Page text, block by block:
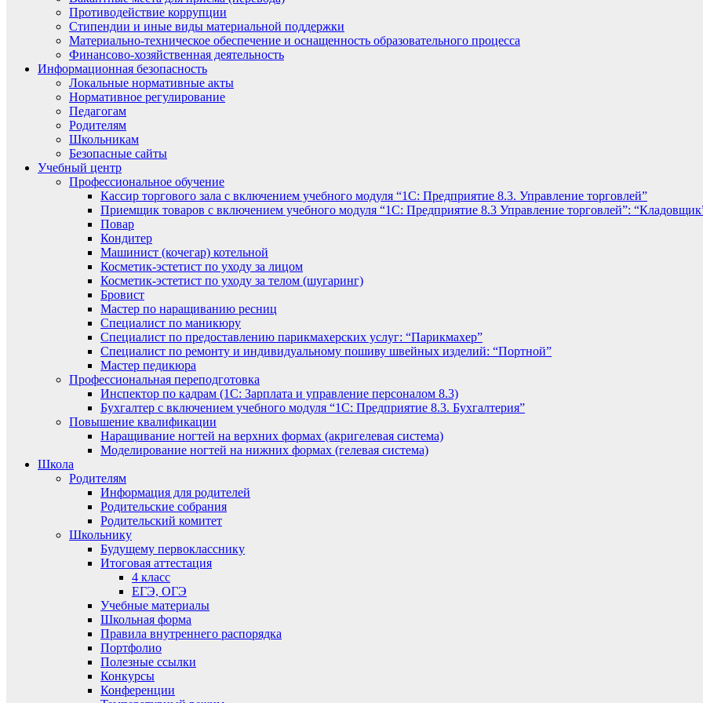
Противодействие коррупции
Стипендии и иные виды материальной поддержки
Материально-техническое обеспечение и оснащенность образовательного процесса
Финансово-хозяйственная деятельность
Информационная безопасность
Локальные нормативные акты
Нормативное регулирование
Педагогам
Родителям
Школьникам
Безопасные сайты
Учебный центр
Профессиональное обучение
Кассир торгового зала с включением учебного модуля “1С: Предприятие 8.3. Управление торговлей”
Приемщик товаров с включением учебного модуля “1С: Предприятие 8.3 Управление торговлей”:
Повар
Кондитер
Машинист (кочегар) котельной
Косметик-эстетист по уходу за лицом
Косметик-эстетист по уходу за телом (шугаринг)
Бровист
Мастер по наращиванию ресниц
Специалист по маникюру
Специалист по предоставлению парикмахерских услуг: “Парикмахер”
Специалист по ремонту и индивидуальному пошиву швейных изделий: “Портной”
Мастер педикюра
Профессиональная переподготовка
Инспектор по кадрам (1С: Зарплата и управление персоналом 8.3)
Бухгалтер с включением учебного модуля “1С: Предприятие 8.3. Бухгалтерия”
Повышение квалификации
Наращивание ногтей на верхних формах (акригелевая система)
Моделирование ногтей на нижних формах (гелевая система)
Школа
Родителям
Информация для родителей
Родительские собрания
Родительский комитет
Школьнику
Будущему первокласснику
Итоговая аттестация
4 класс
ЕГЭ, ОГЭ
Учебные материалы
Школьная форма
Правила внутреннего распорядка
Портфолио
Полезные ссылки
Конкурсы
Конференции